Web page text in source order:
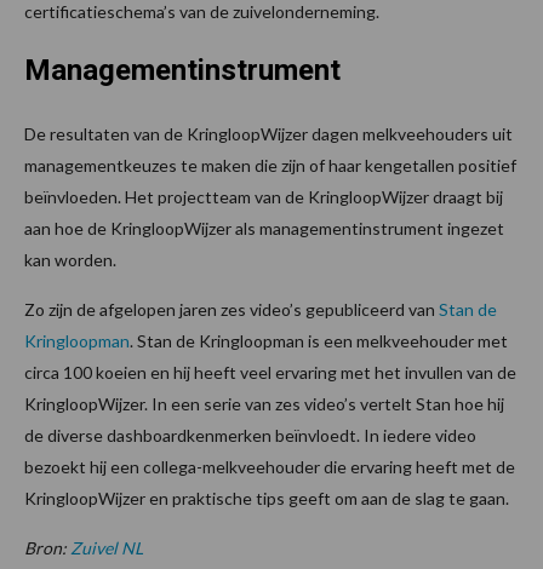
certificatieschema’s van de zuivelonderneming.
Managementinstrument
De resultaten van de KringloopWijzer dagen melkveehouders uit
managementkeuzes te maken die zijn of haar kengetallen positief
beïnvloeden. Het projectteam van de KringloopWijzer draagt bij
aan hoe de KringloopWijzer als managementinstrument ingezet
kan worden.
Zo zijn de afgelopen jaren zes video’s gepubliceerd van Stan de
Kringloopman. Stan de Kringloopman is een melkveehouder met
circa 100 koeien en hij heeft veel ervaring met het invullen van de
KringloopWijzer. In een serie van zes video’s vertelt Stan hoe hij
de diverse dashboardkenmerken beïnvloedt. In iedere video
bezoekt hij een collega-melkveehouder die ervaring heeft met de
KringloopWijzer en praktische tips geeft om aan de slag te gaan.
Bron: Zuivel NL